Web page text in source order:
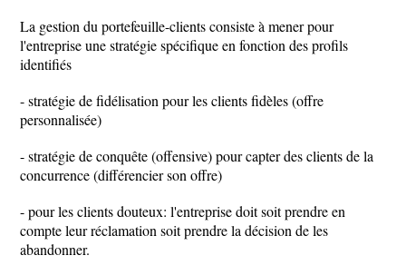
La gestion du portefeuille-clients consiste à mener pour
l'entreprise une stratégie spécifique en fonction des profils
identifiés
- stratégie de fidélisation pour les clients fidèles (offre
personnalisée)
- stratégie de conquête (offensive) pour capter des clients de la
concurrence (différencier son offre)
- pour les clients douteux: l'entreprise doit soit prendre en
compte leur réclamation soit prendre la décision de les
abandonner.